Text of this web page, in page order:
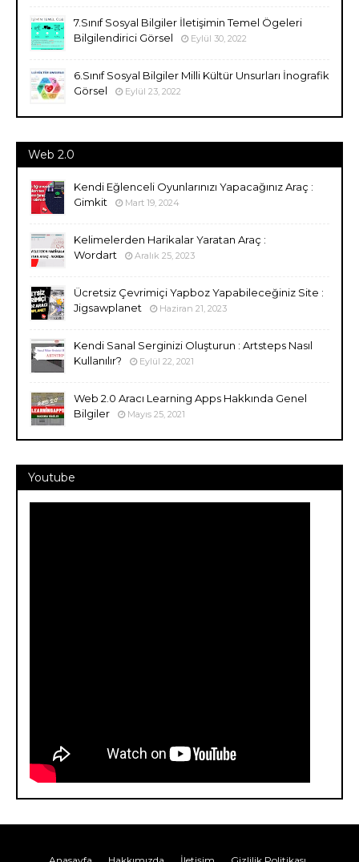
7.Sınıf Sosyal Bilgiler İletişimin Temel Ögeleri
Bilgilendirici Görsel
Eylül 30, 2022
6.Sınıf Sosyal Bilgiler Milli Kültür Unsurları İnografik
Görsel
Eylül 23, 2022
Web 2.0
Kendi Eğlenceli Oyunlarınızı Yapacağınız Araç :
Gimkit
Mart 19, 2024
Kelimelerden Harikalar Yaratan Araç :
Wordart
Aralık 25, 2023
Ücretsiz Çevrimiçi Yapboz Yapabileceğiniz Site :
Jigsawplanet
Haziran 21, 2023
Kendi Sanal Serginizi Oluşturun : Artsteps Nasıl
Kullanılır?
Eylül 22, 2021
Web 2.0 Aracı Learning Apps Hakkında Genel
Bilgiler
Mayıs 25, 2021
Youtube